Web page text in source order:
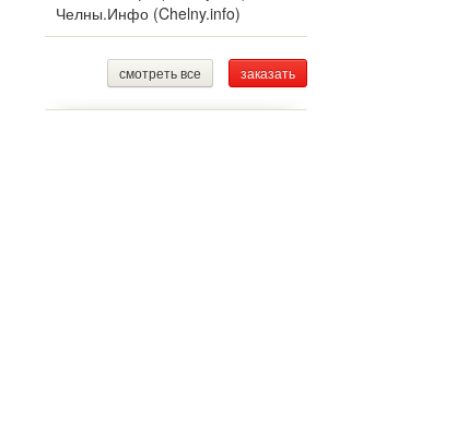
Челны.Инфо (Chelny.info)
смотреть все заказать